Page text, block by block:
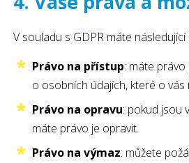
V souladu s GDPR máte následující
Právo na přístup: máte
o osobních údajích, které o vás
Právo na opravu: pokud jsou
máte právo je opravit.
Právo na výmaz: můžete